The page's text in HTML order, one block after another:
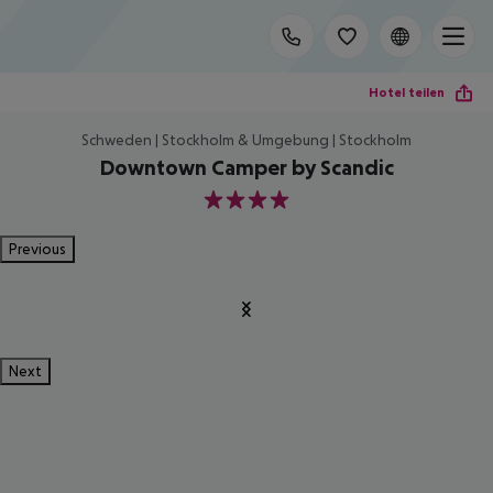
Hotel teilen
Schweden | Stockholm & Umgebung | Stockholm
Downtown Camper by Scandic
4
Previous
Next